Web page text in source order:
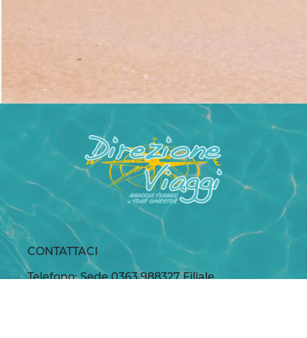
CONTATTACI
Telefono: Sede 0363.988327 Filiale